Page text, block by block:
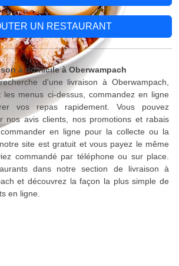
UN RESTAURANT
à domicile à Oberwampach
d'une livraison à Oberwampach,
les menus ci-dessus, commandez en ligne
vos repas rapidement. Vous pouvez
nos avis clients, nos promotions et rabais
en ligne pour la collecte ou la
site est gratuit et vous payez le même
commandé par téléphone ou sur place.
dans notre section de livraison à
et découvrez la façon la plus simple de
en ligne.